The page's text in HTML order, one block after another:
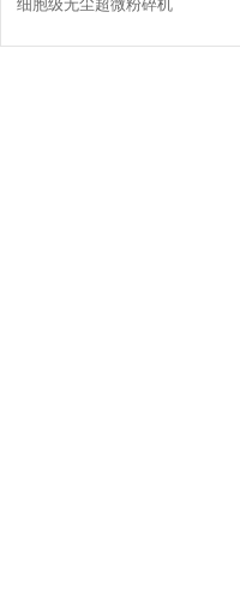
细胞级无尘超微粉碎机